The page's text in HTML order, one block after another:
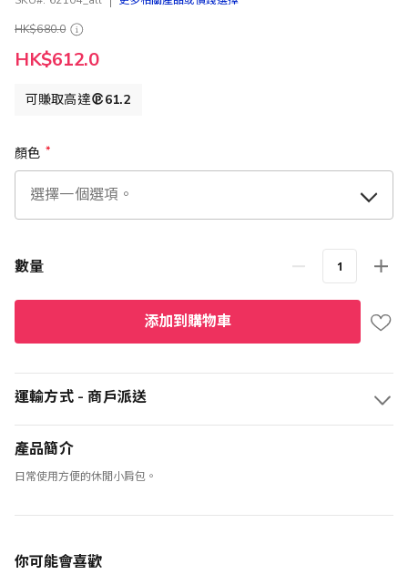
HK$680.0
HK$612.0
可賺取高達 61.2
顏色
數量
添加到購物車
運輸方式 - 商戶派送
產品簡介
日常使用方便的休閒小肩包。
你可能會喜歡